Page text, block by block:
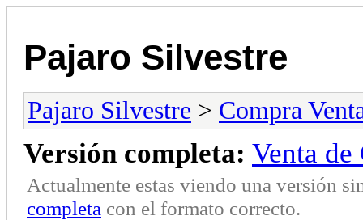
Pajaro Silvestre
Pajaro Silvestre > Compra
Versión completa: Venta
Actualmente estas viendo una versión
completa con el formato correcto.